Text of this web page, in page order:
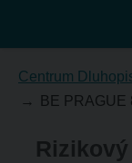
Centrum
BE PRAGUE